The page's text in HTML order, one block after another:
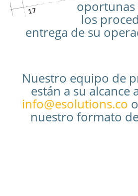
oportunas
los
entrega de su
Nuestro equipo de
están a su alcance
info@esolutions.co
nuestro formato